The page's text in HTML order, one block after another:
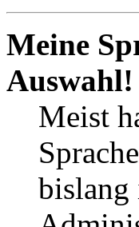
Meine
Auswahl!
Meist
bislang